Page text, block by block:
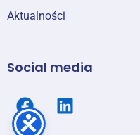
Aktualności
Social media